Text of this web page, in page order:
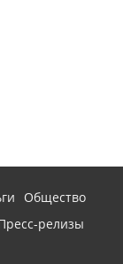
Общество
релизы